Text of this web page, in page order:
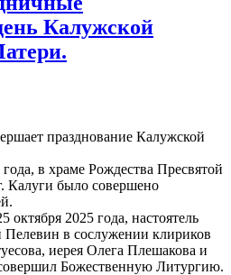
Калужской
празднование Калужской
в храме Рождества Пресвятой
Калуги было совершено
2025 года, настоятель
Пелевин в сослужении клириков
иерея Олега Плешакова и
Божественную Литургию.